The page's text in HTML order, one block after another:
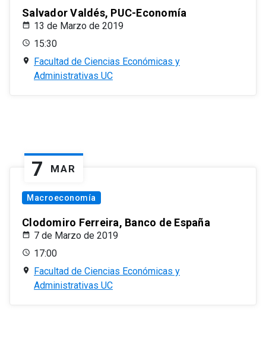
Salvador Valdés, PUC-Economía
13 de Marzo de 2019
15:30
Facultad de Ciencias Económicas y
Administrativas UC
7 MAR
Macroeconomía
Clodomiro Ferreira, Banco de España
7 de Marzo de 2019
17:00
Facultad de Ciencias Económicas y
Administrativas UC